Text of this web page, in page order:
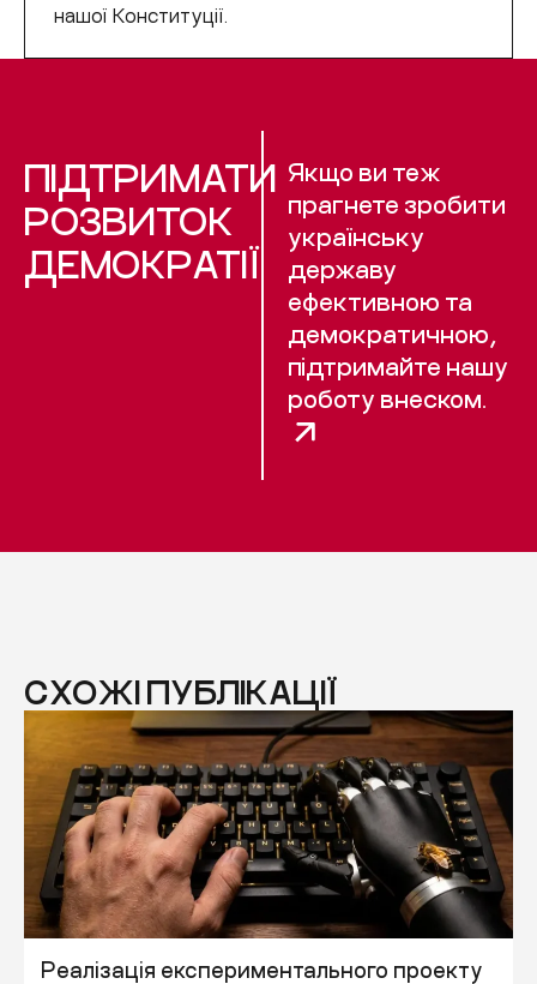
нашої Конституції.
ПІДТРИМАТИ
РОЗВИТОК
ДЕМОКРАТІЇ
Якщо ви теж
прагнете зробити
українську
державу
ефективною та
демократичною,
підтримайте нашу
роботу внеском.
СХОЖІ ПУБЛІКАЦІЇ
Реалізація експериментального проекту